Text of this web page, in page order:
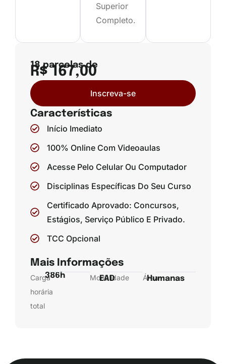
Superior
Completo.
18 parcelas de
R$ 167,00
Inscreva-se
Características
Início Imediato
100% Online Com Videoaulas
Acesse Pelo Celular Ou Computador
Disciplinas Específicas Do Seu Curso
Certificado Aprovado: Concursos,
Estágios, Serviço Público E Privado.
TCC Opcional
Mais Informações
Carga
horária
total
386h Modalidade
EAD Área
Humanas